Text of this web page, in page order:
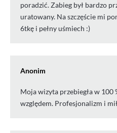
poradzić. Zabieg był bardzo
uratowany. Na szczęście mi
6tkę i pełny uśmiech :)
Anonim
Moja wizyta przebiegła w 100
względem. Profesjonalizm i